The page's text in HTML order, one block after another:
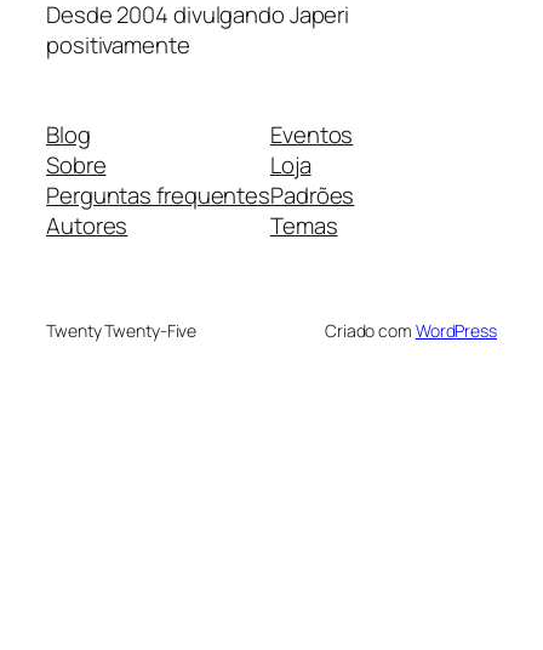
Desde 2004 divulgando Japeri
positivamente
Blog
Sobre
Perguntas frequentes
Autores
Eventos
Loja
Padrões
Temas
Twenty Twenty-Five Criado com WordPress